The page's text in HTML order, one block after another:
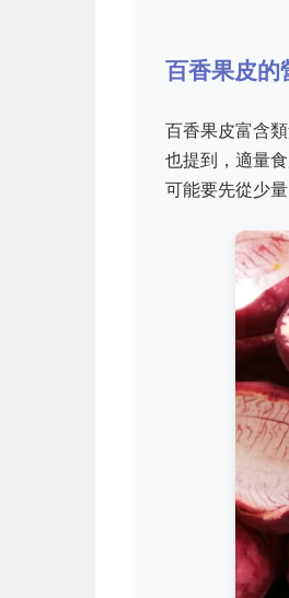
百香果皮的
百香果皮富含
也提到，適量
可能要先從少量